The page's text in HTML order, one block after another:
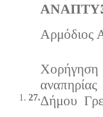
Αρμόδιος
27.Δήμου